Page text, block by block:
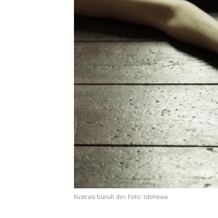
Ilustrasi bunuh diri. Foto: Istimewa